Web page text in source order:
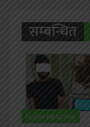
सम्बन्धित
FLASH HEADING